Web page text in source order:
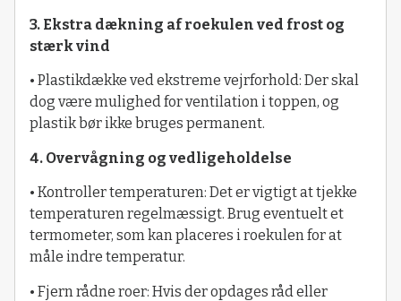
3. Ekstra dækning af roekulen ved frost og
stærk vind
• Plastikdække ved ekstreme vejrforhold: Der skal
dog være mulighed for ventilation i toppen, og
plastik bør ikke bruges permanent.
4. Overvågning og vedligeholdelse
• Kontroller temperaturen: Det er vigtigt at tjekke
temperaturen regelmæssigt. Brug eventuelt et
termometer, som kan placeres i roekulen for at
måle indre temperatur.
• Fjern rådne roer: Hvis der opdages råd eller